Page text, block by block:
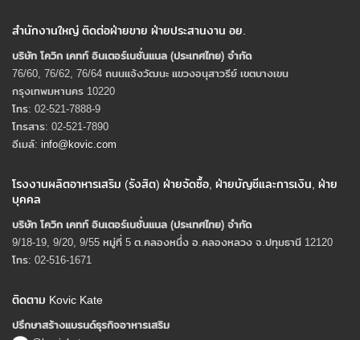
สำนักงานใหญ่ ติดต่อฝ่ายขาย ฝ่ายประสานงาน อย.
บริษัท โควิก เคทท์ อินเตอร์เนชั่นแนล (ประเทศไทย) จํากัด
76/60, 76/62, 76/64 ถนนแจ้งวัฒนะ แขวงอนุสาวรีย์ เขตบางเขน
กรุงเทพมหานคร 10220
โทร: 02-521-7888-9
โทรสาร: 02-521-7890
อีเมล์: info@kovic.com
โรงงานผลิตอาหารเสริม (รังสิต) ฝ่ายจัดซื้อ, ฝ่ายบัญชีและการเงิน, ฝ่าย
บุคคล
บริษัท โควิก เคทท์ อินเตอร์เนชั่นแนล (ประเทศไทย) จํากัด
9/18-19, 9/20, 9/55 หมู่ที่ 5 ต.คลองหนึ่ง อ.คลองหลวง จ.ปทุมธานี 12120
โทร: 02-516-1671
ติดตาม Kovic Kate
ปรึกษาสร้างแบรนด์ธุรกิจอาหารเสริม